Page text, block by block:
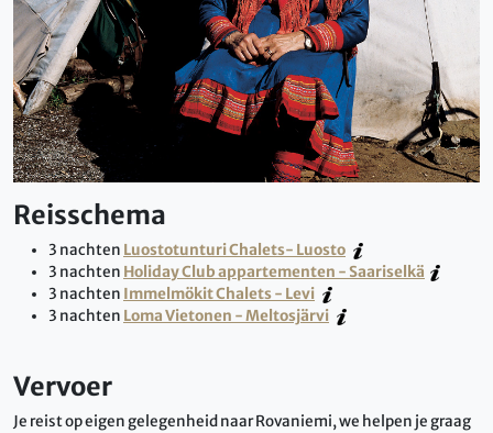
Reisschema
3 nachten Luostotunturi Chalets- Luosto
3 nachten Holiday Club appartementen - Saariselkä
3 nachten Immelmökit Chalets - Levi
3 nachten Loma Vietonen - Meltosjärvi
Vervoer
Je reist op eigen gelegenheid naar Rovaniemi, we helpen je graag